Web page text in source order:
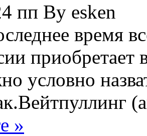
пп By esken
время
приобретает
условно
»